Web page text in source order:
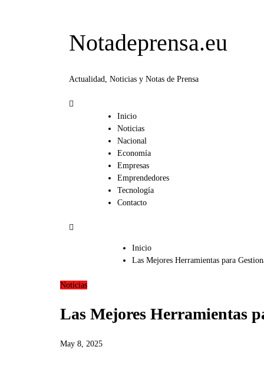
Notadeprensa.eu
Actualidad, Noticias y Notas de Prensa
Inicio
Noticias
Nacional
Economía
Empresas
Emprendedores
Tecnología
Contacto
Inicio
Las Mejores Herramientas para
Noticias
Las Mejores Herramientas
May 8, 2025